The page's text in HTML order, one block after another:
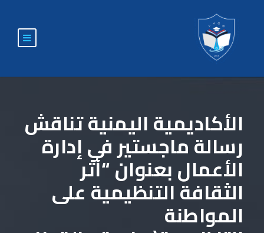
الأكاديمية اليمنية تناقش
رسالة ماجستير في إدارة
الأعمال بعنوان “أثر
الثقافة التنظيمية على
المواطنة